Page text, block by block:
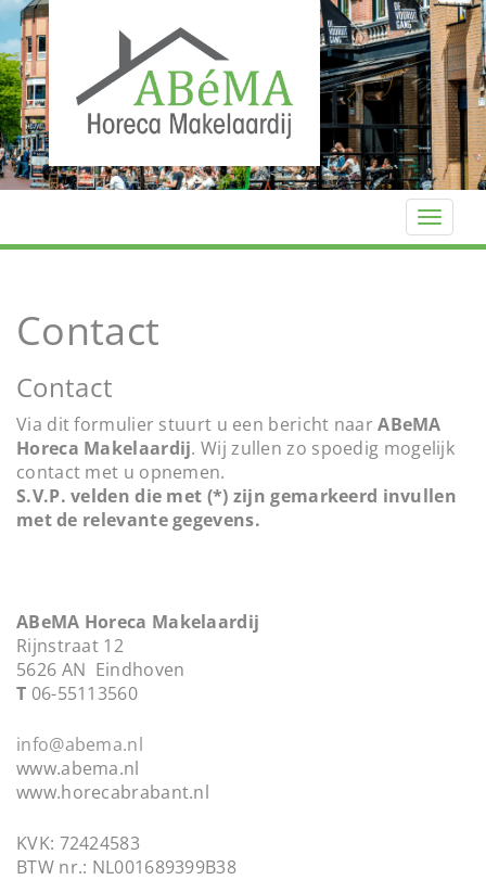
T
o
i
g
a
t
Contact
Contact
Via dit formulier stuurt u een bericht naarABeMA
Horeca Makelaardij. Wij zullen zo spoedig mogelijk
contact met u opnemen.
S.V.P. velden die met (*) zijn gemarkeerd invullen
met de relevante gegevens.
ABeMA Horeca Makelaardij
Rijnstraat 12
5626 AN Eindhoven
T 06-55113560
info@abema.nl
www.abema.nl
www.horecabrabant.nl
KVK: 72424583
BTW nr.: NL001689399B38